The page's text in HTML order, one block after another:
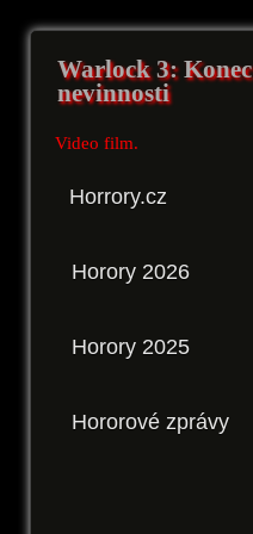
Warlock 3: Konec
nevinnosti
Video film.
Horrory.cz
Horory 2026
Horory 2025
Hororové zprávy